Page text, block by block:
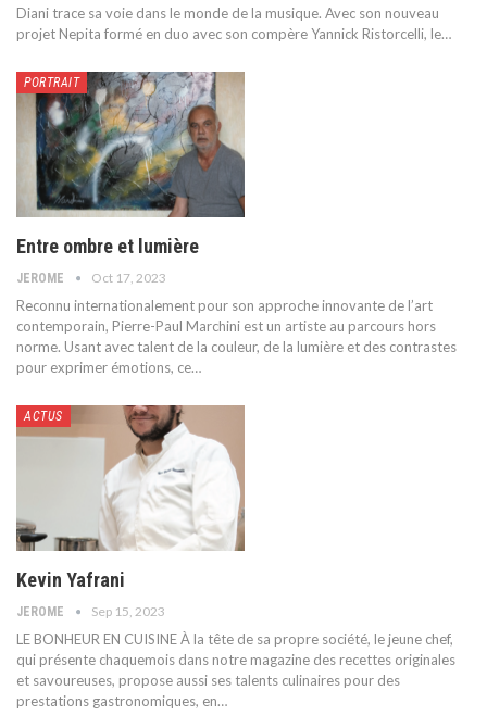
Diani trace sa voie dans le monde de la musique. Avec son nouveau
projet Nepita formé en duo avec son compère Yannick Ristorcelli, le…
PORTRAIT
Entre ombre et lumière
JEROME Oct 17, 2023
Reconnu internationalement pour son approche innovante de l’art
contemporain, Pierre-Paul Marchini est un artiste au parcours hors
norme. Usant avec talent de la couleur, de la lumière et des contrastes
pour exprimer émotions, ce…
ACTUS
Kevin Yafrani
JEROME Sep 15, 2023
LE BONHEUR EN CUISINEÀ la tête de sa propre société, le jeune chef,
qui présente chaquemois dans notre magazine des recettes originales
et savoureuses, propose aussi ses talents culinaires pour des
prestations gastronomiques, en…